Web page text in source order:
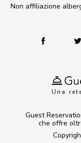
Una
Non affiliazione
Guest
che offre